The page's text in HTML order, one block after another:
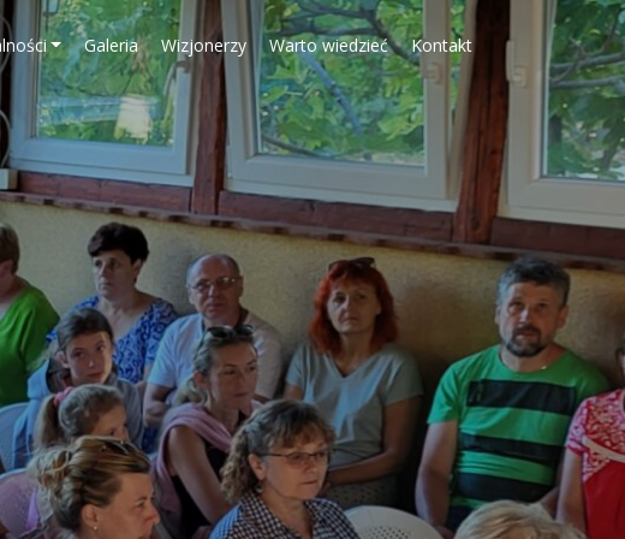
Galeria Wizjonerzy Warto wiedzieć Kontakt